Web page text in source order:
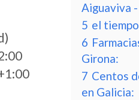
Aiguaviva
5 el
6
Girona:
7 Centos
en Galicia: